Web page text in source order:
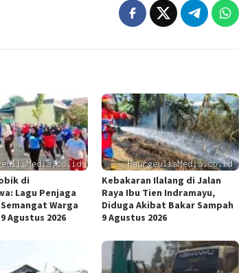
di
Lagu Penjaga
Warga
Agustus 2026
Kebakaran Ilalang di Jalan
Raya Ibu Tien Indramayu,
Diduga Akibat Bakar Sampah
9 Agustus 2026